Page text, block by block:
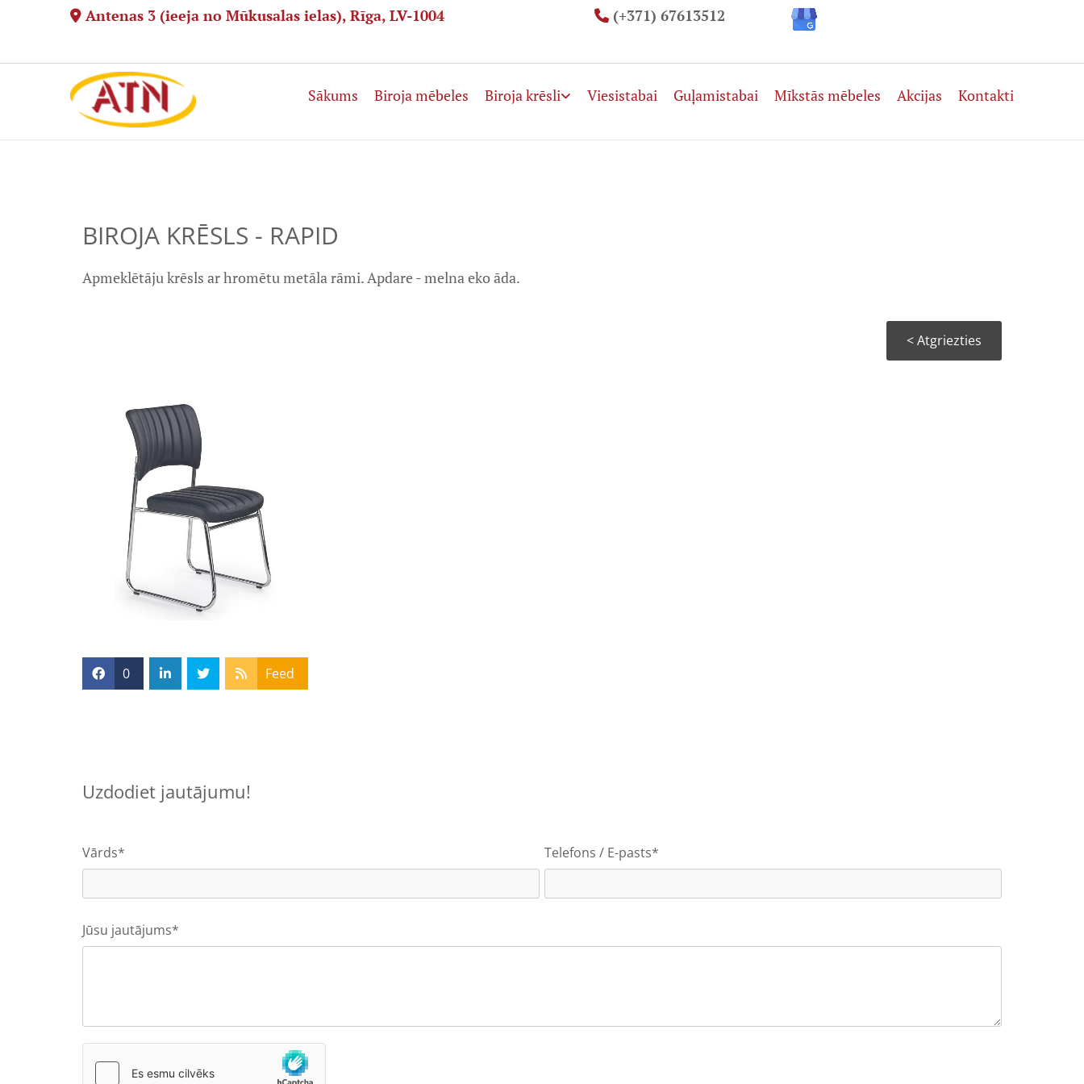
 Antenas 3 (ieeja no Mūkusalas ielas), Rīga, LV-1004  (+371) 67613512
Sākums Biroja mēbeles Biroja krēsli Viesistabai Guļamistabai Mīkstās mēbeles Akcijas Kontakti
BIROJA KRĒSLS - RAPID
Apmeklētāju krēsls ar hromētu metāla rāmi. Apdare - melna eko āda.
< Atgriezties
0 Feed
Uzdodiet jautājumu!
Vārds* Telefons / E-pasts*
Jūsu jautājums*